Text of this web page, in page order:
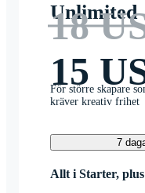
Unlimited
18
15
För större skapare
kräver kreativ frihet
7
Allt i Starter,